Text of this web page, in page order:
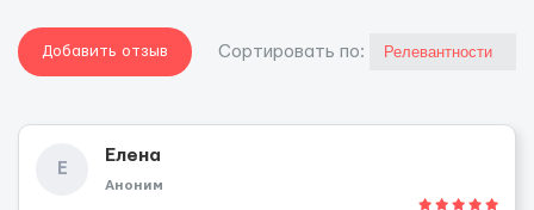
Добавить отзыв Cортировать по:
Е
Елена
Аноним